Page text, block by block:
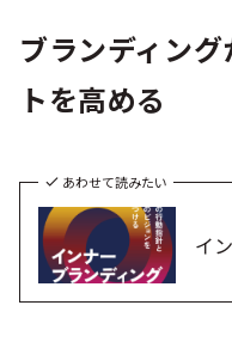
ブランディン
トを高める
あわせて読みたい
イ